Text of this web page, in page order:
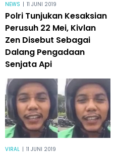
NEWS | 11 JUNI 2019
Polri Tunjukan Kesaksian
Perusuh 22 Mei, Kivlan
Zen Disebut Sebagai
Dalang Pengadaan
Senjata Api
VIRAL | 11 JUNI 2019